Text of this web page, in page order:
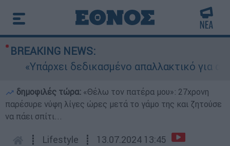
BREAKING NEWS:
«Υπάρχει δεδικασμένο απαλλακτικό για
δημοφιλές τώρα: «Θέλω τον πατέρα μου»: 27χρονη
παρέσυρε νύφη λίγες ώρες μετά το γάμο της και ζητούσε
να πάει σπίτι...
┋ Lifestyle ┋ 13.07.2024 13:45